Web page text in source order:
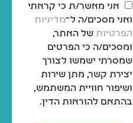
אני מאשר/ת כי קראתי
ואני מסכים/ה ל־מדיניות
הפרטיות של האתר,
ומסכים/ה כי הפרטים
שמסרתי ישמשו לצורך
יצירת קשר, מתן שירות
ושיפור חוויית המשתמש,
בהתאם להוראות הדין.